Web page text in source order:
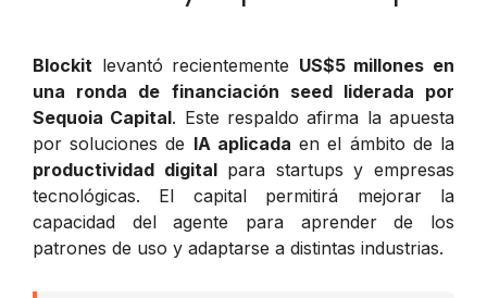
Blockit levantó recientemente US$5 millones en
una ronda de financiación seed liderada por
Sequoia Capital. Este respaldo afirma la apuesta
por soluciones de IA aplicada en el ámbito de la
productividad digitalpara startups y empresas
tecnológicas. El capital permitirá mejorar la
capacidad del agente para aprender de los
patrones de uso y adaptarse a distintas industrias.